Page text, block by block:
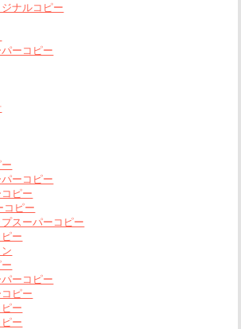
ナルコピー
ーコピー
ーコピー
ピー
コピー
スーパーコピー
ー
ーコピー
ピー
ー
ー